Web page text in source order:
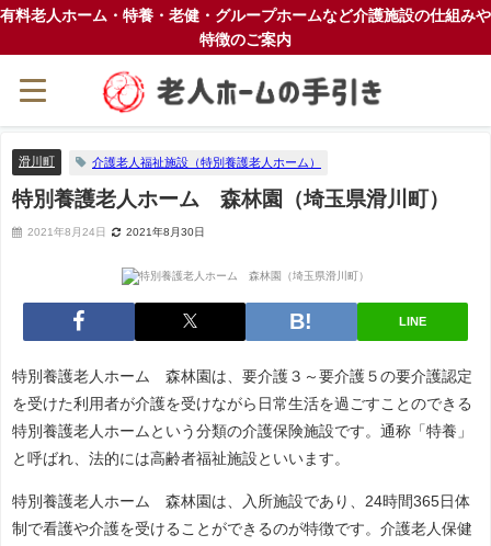
有料老人ホーム・特養・老健・グループホームなど介護施設の仕組みや
特徴のご案内
滑川町 介護老人福祉施設（特別養護老人ホーム）
特別養護老人ホーム 森林園（埼玉県滑川町）
2021年8月24日 2021年8月30日
LINE
特別養護老人ホーム 森林園は、要介護３～要介護５の要介護認定
を受けた利用者が介護を受けながら日常生活を過ごすことのできる
特別養護老人ホームという分類の介護保険施設です。通称「特養」
と呼ばれ、法的には高齢者福祉施設といいます。
特別養護老人ホーム 森林園は、入所施設であり、24時間365日体
制で看護や介護を受けることができるのが特徴です。介護老人保健